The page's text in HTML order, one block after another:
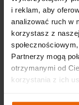
i reklam, aby
analizować ruch w
korzystasz z
Partnerzy mogą
otrzymanymi od
korzystania z ich
Kraków